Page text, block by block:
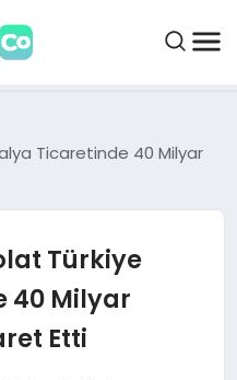
Ticaretinde 40 Milyar
Türkiye
40 Milyar
Etti